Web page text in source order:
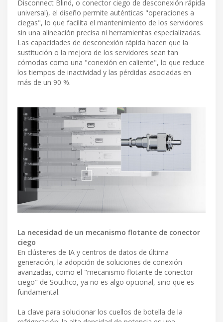
Disconnect Blind, o conector ciego de desconexión rápida
universal), el diseño permite auténticas "operaciones a
ciegas", lo que facilita el mantenimiento de los servidores
sin una alineación precisa ni herramientas especializadas.
Las capacidades de desconexión rápida hacen que la
sustitución o la mejora de los servidores sean tan
cómodas como una "conexión en caliente", lo que reduce
los tiempos de inactividad y las pérdidas asociadas en
más de un 90 %.
La necesidad de un mecanismo flotante de conector
ciego
En clústeres de IA y centros de datos de última
generación, la adopción de soluciones de conexión
avanzadas, como el "mecanismo flotante de conector
ciego" de Southco, ya no es algo opcional, sino que es
fundamental.
La clave para solucionar los cuellos de botella de la